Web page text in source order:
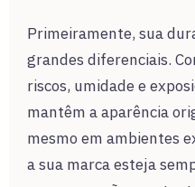
Primeiramente, sua
grandes diferenciais.
riscos, umidade e
mantêm a aparência
mesmo em ambientes
a sua marca esteja